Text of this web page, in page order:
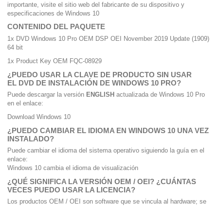
importante, visite el sitio web del fabricante de su dispositivo y
especificaciones de Windows 10
CONTENIDO DEL PAQUETE
1x DVD Windows 10 Pro OEM DSP OEI November 2019 Update (1909)
64 bit
1x Product Key OEM FQC-08929
¿PUEDO USAR LA CLAVE DE PRODUCTO SIN USAR
EL DVD DE INSTALACIÓN DE WINDOWS 10 PRO?
Puede descargar la versión ENGLISH actualizada de Windows 10 Pro
en el enlace:
Download Windows 10
¿PUEDO CAMBIAR EL IDIOMA EN WINDOWS 10 UNA VEZ
INSTALADO?
Puede cambiar el idioma del sistema operativo siguiendo la guía en el
enlace:
Windows 10 cambia el idioma de visualización
¿QUÉ SIGNIFICA LA VERSIÓN OEM / OEI? ¿CUÁNTAS
VECES PUEDO USAR LA LICENCIA?
Los productos OEM / OEI son software que se vincula al hardware; se